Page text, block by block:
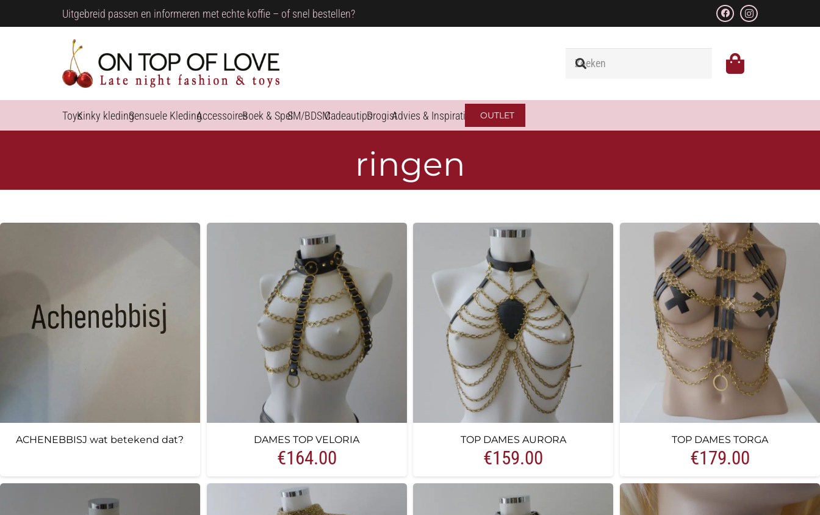
Uitgebreid passen en informeren met echte koffie – of snel bestellen?
ToysKinky kledingSensuele KledingAccessoiresBoek & SpelSM/BDSMCadeautipsDrogistAdvies & Inspiratie OUTLET
ringen
ACHENEBBISJ wat betekend dat? DAMES TOP VELORIA
€164.00
TOP DAMES AURORA
€159.00
TOP DAMES TORGA
€179.00